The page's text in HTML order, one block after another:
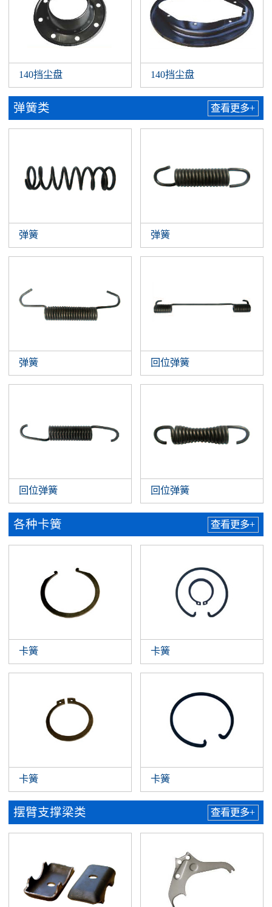
140挡尘盘 140挡尘盘
弹簧类 查看更多+
弹簧 弹簧
弹簧 回位弹簧
回位弹簧 回位弹簧
各种卡簧 查看更多+
卡簧 卡簧
卡簧 卡簧
摆臂支撑梁类 查看更多+